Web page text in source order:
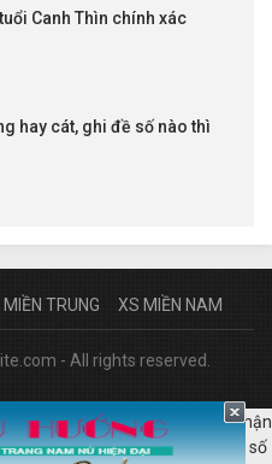
Canh Thìn chính xác
hay cát, ghi đề số nào thì
TRUNG XS MIỀN NAM
- All rights reserved.
anh|tỷ lệ bóng đá hôm nay|nhận
miền bắc 30 ngày|quay thử xổ số